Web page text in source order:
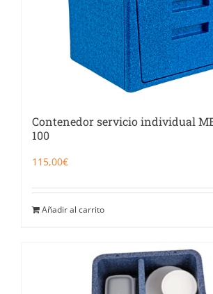
Contenedor servicio individual
100
115,00€
Añadir al carrito